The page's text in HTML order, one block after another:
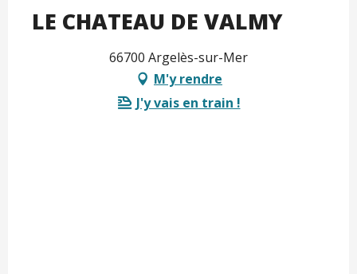
LE CHATEAU DE VALMY
66700 Argelès-sur-Mer
M'y rendre
J'y vais en train !